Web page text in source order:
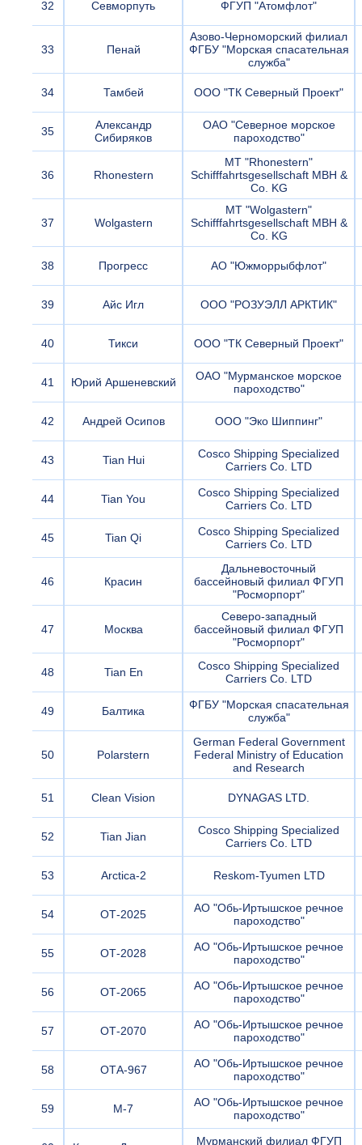
32 Севморпуть ФГУП "Атомфлот"
33 Пенай
Азово-Черноморский филиал
ФГБУ "Морская спасательная
служба"
34 Тамбей ООО "ТК Северный Проект"
35
Александр
Сибиряков
ОАО "Северное морское
пароходство"
36 Rhonestern
MT "Rhonestern"
Schifffahrtsgesellschaft MBH &
Co. KG
37 Wolgastern
MT "Wolgastern"
Schifffahrtsgesellschaft MBH &
Co. KG
38 Прогресс АО "Южморрыбфлот"
39 Айс Игл ООО "РОЗУЭЛЛ АРКТИК"
40 Тикси ООО "ТК Северный Проект"
41 Юрий Аршеневский
ОАО "Мурманское морское
пароходство"
42 Андрей Осипов ООО "Эко Шиппинг"
43 Tian Hui
Cosco Shipping Specialized
Carriers Co. LTD
44 Tian You
Cosco Shipping Specialized
Carriers Co. LTD
45 Tian Qi
Cosco Shipping Specialized
Carriers Co. LTD
46 Красин
Дальневосточный
бассейновый филиал ФГУП
"Росморпорт"
47 Москва
Северо-западный
бассейновый филиал ФГУП
"Росморпорт"
48 Tian En
Cosco Shipping Specialized
Carriers Co. LTD
49 Балтика
ФГБУ "Морская спасательная
служба"
50 Polarstern
German Federal Government
Federal Ministry of Education
and Research
51 Clean Vision DYNAGAS LTD.
52 Tian Jian
Cosco Shipping Specialized
Carriers Co. LTD
53 Arctica-2 Reskom-Tyumen LTD
54 ОТ-2025
АО "Обь-Иртышское речное
пароходство"
55 ОТ-2028
АО "Обь-Иртышское речное
пароходство"
56 ОТ-2065
АО "Обь-Иртышское речное
пароходство"
57 ОТ-2070
АО "Обь-Иртышское речное
пароходство"
58 ОТА-967
АО "Обь-Иртышское речное
пароходство"
59 М-7
АО "Обь-Иртышское речное
пароходство"
Мурманский филиал ФГУП